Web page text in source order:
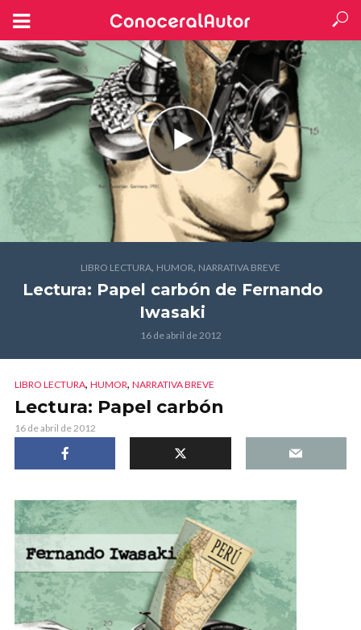
LIBRO LECTURA, HUMOR, NARRATIVA BREVE
Lectura: Papel carbón de Fernando
Iwasaki
16 de abril de 2012
LIBRO LECTURA, HUMOR, NARRATIVA BREVE
Lectura: Papel carbón
16 de abril de 2012